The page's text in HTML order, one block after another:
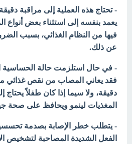
- تحتاج هذه العملية إلى مراقبة
يعمد بنفسه إلى استثناء بعض أنواع
فيها من النظام الغذائي، بسبب
عن ذلك.
- في حال استلزمت حالة الحساسية
فقد يعاني المصاب من نقص غذائي
دقيقة، ولا سيما إذا كان طفلاً
المغذيات لينمو ويحافظ على صحة
- يتطلب خطر الإصابة بصدمة
الفعل الشديدة المصاحبة لتشخيص